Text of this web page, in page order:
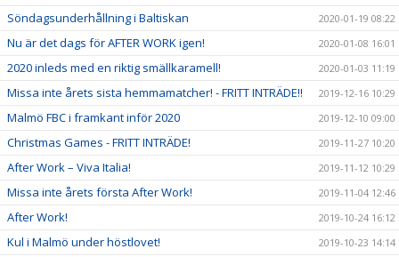
Söndagsunderhållning i Baltiskan
2020-01-19 08:22
Nu är det dags för AFTER WORK igen! 2020-01-08 16:01
2020 inleds med en riktig smällkaramell! 2020-01-03 11:19
Missa inte årets sista hemmamatcher! - FRITT INTRÄDE!! 2019-12-16 10:29
Malmö FBC i framkant inför 2020 2019-12-10 09:00
Christmas Games - FRITT INTRÄDE! 2019-11-27 10:20
After Work – Viva Italia! 2019-11-12 10:29
Missa inte årets första After Work! 2019-11-04 12:46
After Work! 2019-10-24 16:12
Kul i Malmö under höstlovet! 2019-10-23 14:14